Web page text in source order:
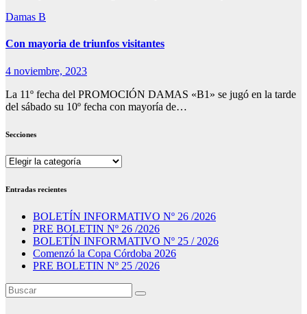
Damas B
Con mayoria de triunfos visitantes
4 noviembre, 2023
La 11º fecha del PROMOCIÓN DAMAS «B1» se jugó en la tarde
del sábado su 10º fecha con mayoría de…
Secciones
Secciones
Entradas recientes
BOLETÍN INFORMATIVO Nº 26 /2026
PRE BOLETIN Nº 26 /2026
BOLETÍN INFORMATIVO Nº 25 / 2026
Comenzó la Copa Córdoba 2026
PRE BOLETIN Nº 25 /2026